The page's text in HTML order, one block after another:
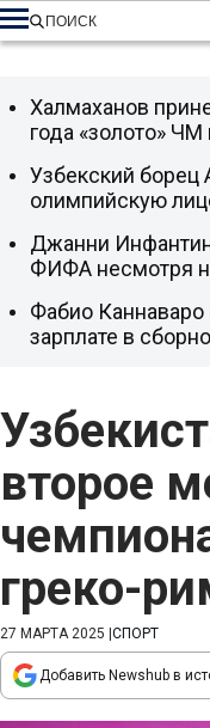
ПОИСК
второе
греко-
27 МАРТА 2025 СПОРТ
Добавить Newshub в
Халмаханов
года «золото»
Узбекский борец
олимпийскую
Джанни
ФИФА несмотря
Фабио Каннаваро
зарплате в